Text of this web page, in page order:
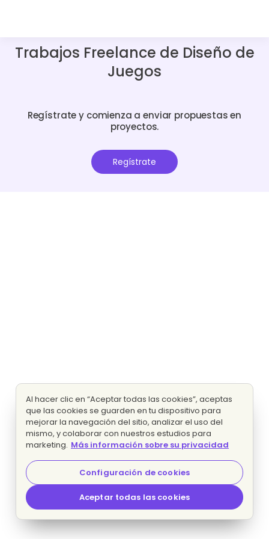
Trabajos Freelance de Diseño de
Juegos
Regístrate y comienza a enviar propuestas en
proyectos.
Regístrate
Al hacer clic en “Aceptar todas las cookies”, aceptas
que las cookies se guarden en tu dispositivo para
mejorar la navegación del sitio, analizar el uso del
mismo, y colaborar con nuestros estudios para
marketing. Más información sobre su privacidad
Configuración de cookies
Aceptar todas las cookies